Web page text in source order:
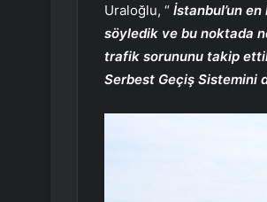
Uraloğlu, “ İstanbul’un
söyledik ve bu noktada
trafik sorununu takip
Serbest Geçiş Sistemini